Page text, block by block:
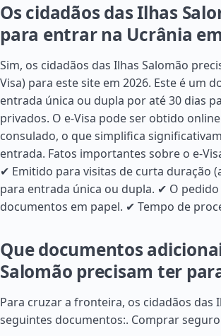
Os cidadãos das Ilhas
para entrar na Ucrânia
Sim, os cidadãos das Ilhas Salomão
Visa) para este site em 2026. Este é um
entrada única ou dupla por até 30 dias
privados. O e-Visa pode ser obtido
consulado, o que simplifica
entrada. Fatos importantes sobre o e-
✔ Emitido para visitas de curta duração
para entrada única ou dupla. ✔ O
documentos em papel. ✔ Tempo de
Que documentos
Salomão precisam ter
Para cruzar a fronteira, os cidadãos das
seguintes documentos:. Comprar